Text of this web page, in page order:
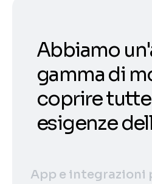
Abbiamo
gamma di
coprire
esigenze
App e integrazioni